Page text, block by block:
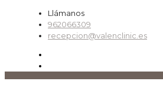
Llámanos
962066309
recepcion@valenclinic.es